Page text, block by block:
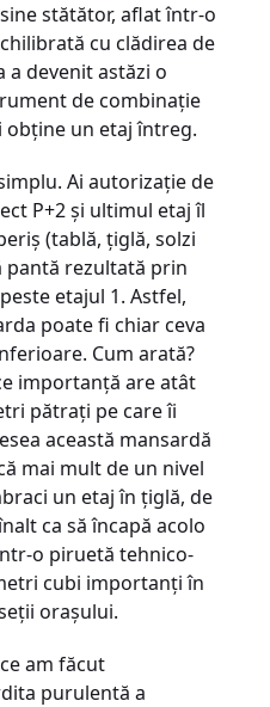
stătător, aflat într-o
cu clădirea de
a devenit astăzi o
de combinaţie
obţine un etaj întreg.
Ai autorizaţie de
P+2 şi ultimul etaj îl
(tablă, ţiglă, solzi
pantă rezultată prin
etajul 1. Astfel,
poate fi chiar ceva
Cum arată?
importanţă are atât
pătraţi pe care îi
această mansardă
mai mult de un nivel
un etaj în ţiglă, de
ca să încapă acolo
o piruetă tehnico-
cubi importanţi în
oraşului.
am făcut
purulentă a